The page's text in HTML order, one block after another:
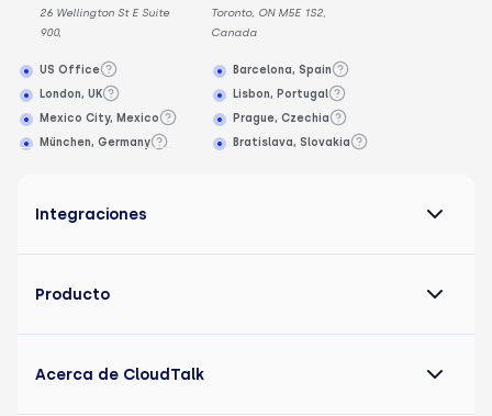
26 Wellington St E Suite
900,
Toronto, ON M5E 1S2,
Canada
US Office
London, UK
Mexico City, Mexico
München, Germany
Barcelona, Spain
Lisbon, Portugal
Prague, Czechia
Bratislava, Slovakia
Integraciones
Producto
Acerca de CloudTalk